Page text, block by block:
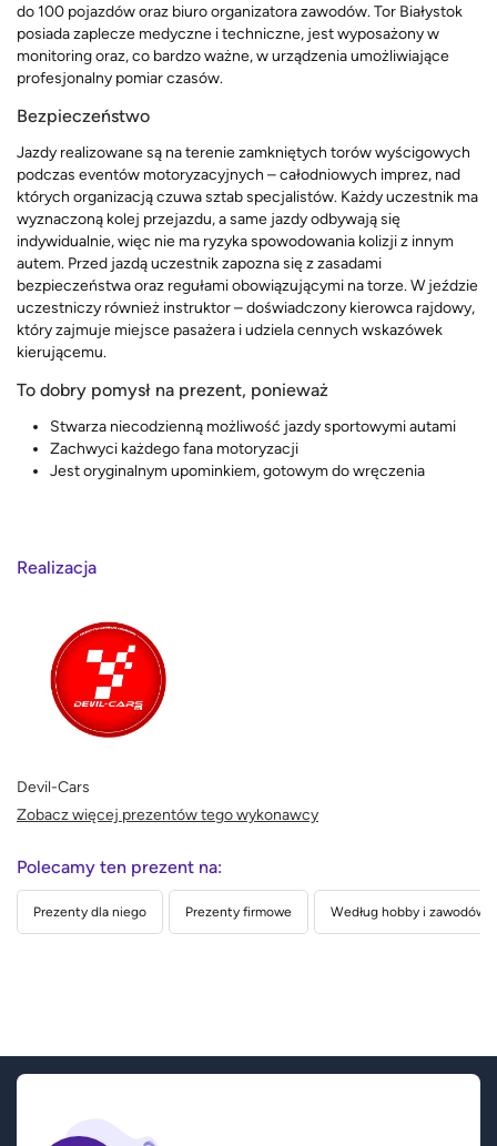
do 100 pojazdów oraz biuro organizatora zawodów. Tor Białystok
posiada zaplecze medyczne i techniczne, jest wyposażony w
monitoring oraz, co bardzo ważne, w urządzenia umożliwiające
profesjonalny pomiar czasów.
Bezpieczeństwo
Jazdy realizowane są na terenie zamkniętych torów wyścigowych
podczas eventów motoryzacyjnych – całodniowych imprez, nad
których organizacją czuwa sztab specjalistów. Każdy uczestnik ma
wyznaczoną kolej przejazdu, a same jazdy odbywają się
indywidualnie, więc nie ma ryzyka spowodowania kolizji z innym
autem. Przed jazdą uczestnik zapozna się z zasadami
bezpieczeństwa oraz regułami obowiązującymi na torze. W jeździe
uczestniczy również instruktor – doświadczony kierowca rajdowy,
który zajmuje miejsce pasażera i udziela cennych wskazówek
kierującemu.
To dobry pomysł na prezent, ponieważ
Stwarza niecodzienną możliwość jazdy sportowymi autami
Zachwyci każdego fana motoryzacji
Jest oryginalnym upominkiem, gotowym do wręczenia
Realizacja
Devil-Cars
Zobacz więcej prezentów tego wykonawcy
Polecamy ten prezent na:
Prezenty dla niego Prezenty firmowe Według hobby i zawodów